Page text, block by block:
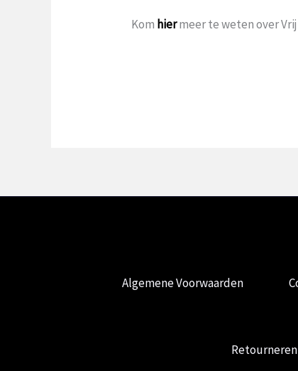
Kom hiermeer te weten over
Algemene Voorwaarden
Retourneren